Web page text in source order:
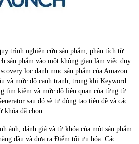
trình nghiên cứu sản phẩm, phân tích từ
sản phẩm vào một không gian làm việc duy
lọc danh mục sản phẩm của Amazon
và mức độ cạnh tranh, trong khi Keyword
tìm kiếm và mức độ liên quan của từng từ
sau đó sẽ tự động tạo tiêu đề và các
khóa đã chọn.
ảnh, đánh giá và từ khóa của một sản phẩm
đầu và đưa ra Điểm tối ưu hóa. Các